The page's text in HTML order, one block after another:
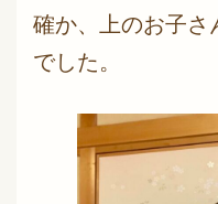
確か、上のお子さ
でした。